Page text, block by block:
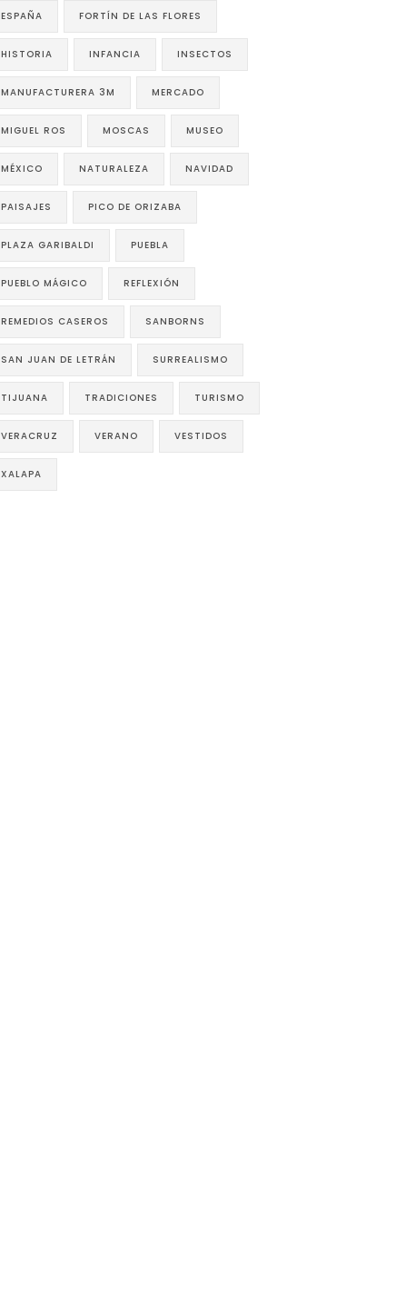
ESPAÑA FORTÍN DE LAS FLORES
HISTORIA INFANCIA INSECTOS
MANUFACTURERA 3M MERCADO
MIGUEL ROS MOSCAS MUSEO
MÉXICO NATURALEZA NAVIDAD
PAISAJES PICO DE ORIZABA
PLAZA GARIBALDI PUEBLA
PUEBLO MÁGICO REFLEXIÓN
REMEDIOS CASEROS SANBORNS
SAN JUAN DE LETRÁN SURREALISMO
TIJUANA TRADICIONES TURISMO
VERACRUZ VERANO VESTIDOS
XALAPA